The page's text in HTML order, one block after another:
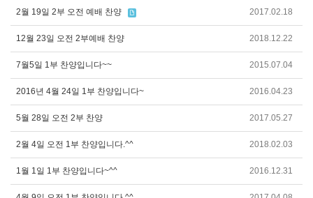
2월 19일 2부 오전 예배 찬양 2017.02.18
12월 23일 오전 2부예배 찬양 2018.12.22
7월5일 1부 찬양입니다~~ 2015.07.04
2016년 4월 24일 1부 찬양입니다~ 2016.04.23
5월 28일 오전 2부 찬양 2017.05.27
2월 4일 오전 1부 찬양입니다.^^ 2018.02.03
1월 1일 1부 찬양입니다~^^ 2016.12.31